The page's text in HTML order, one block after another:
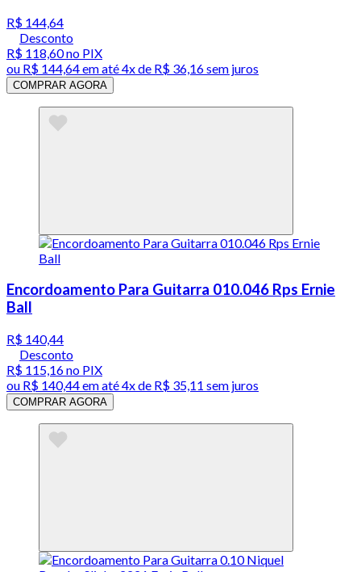
R$ 144,64
Desconto
R$ 118,60no PIX
ou R$ 144,64em até4x de R$ 36,16 sem juros
COMPRAR AGORA
Encordoamento Para Guitarra 010.046 Rps Ernie
Ball
R$ 140,44
Desconto
R$ 115,16no PIX
ou R$ 140,44em até4x de R$ 35,11 sem juros
COMPRAR AGORA